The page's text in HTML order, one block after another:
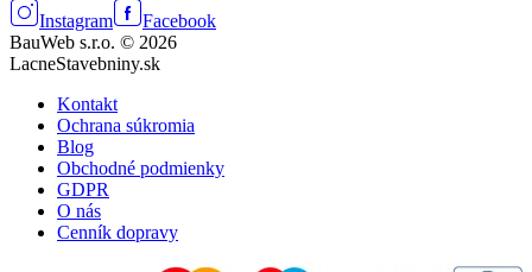
Instagram
Facebook
BauWeb s.r.o. © 2026
LacneStavebniny.sk
Kontakt
Ochrana súkromia
Blog
Obchodné podmienky
GDPR
O nás
Cenník dopravy